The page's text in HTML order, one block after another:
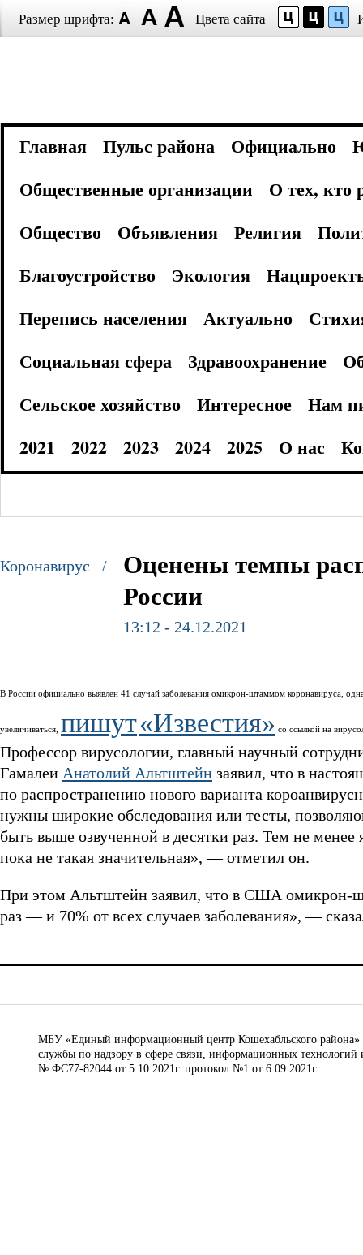
Размер шрифта: Цвета сайта
Главная Пульс района Официально
Общественные организации
О тех, кто
Общество
Объявления Религия
Благоустройство
Экология
Перепись населения
Актуально
Социальная сфера
Здравоохранение
Сельское хозяйство
Интересное
Нам
2021
2022 2023 2024 2025 О нас
Коронавирус /
Оценены темпы
России
13:12 - 24.12.2021
В России официально выявлен 41 случай заболевания омикрон-штаммом коронавируса,
увеличиваться, пишут«Известия» со ссылкой на
Профессор вирусологии, главный научный
Гамалеи Анатолий Альтштейн заявил, что в
по распространению нового варианта
нужны широкие обследования или тесты,
быть выше озвученной в десятки раз. Тем не
пока не такая значительная», — отметил он.
При этом Альтштейн заявил, что в США омикрон-
раз — и 70% от всех случаев заболевания», —
МБУ «Единый информационный центр Кошехабльского района»
службы по надзору в сфере связи, информационных
№ ФС77-82044 от 5.10.2021г. протокол №1 от 6.09.2021г